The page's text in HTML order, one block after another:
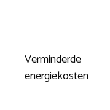
Verminderde
energiekosten